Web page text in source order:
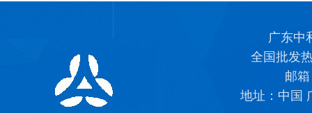
广东中
全国批发
邮
地址：中国